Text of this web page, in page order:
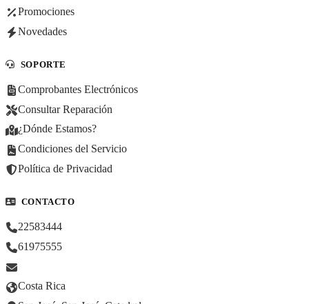
Promociones
Novedades
SOPORTE
Comprobantes Electrónicos
Consultar Reparación
¿Dónde Estamos?
Condiciones del Servicio
Política de Privacidad
CONTACTO
22583444
61975555
Costa Rica